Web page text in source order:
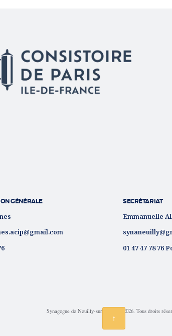
GÉNÉRALE SECRÉTARIAT
Emmanuelle
01 47 47 78 76
Synagogue de Neuilly-sur-Seine © 2026. Tous droits
↑